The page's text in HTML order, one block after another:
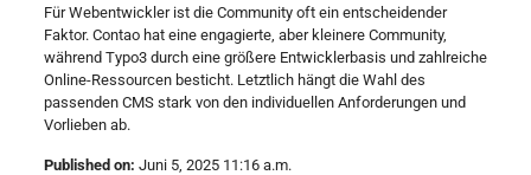
Für Webentwickler ist die Community oft ein entscheidender
Faktor. Contao hat eine engagierte, aber kleinere Community,
während Typo3 durch eine größere Entwicklerbasis und zahlreiche
Online-Ressourcen besticht. Letztlich hängt die Wahl des
passenden CMS stark von den individuellen Anforderungen und
Vorlieben ab.
Published on: Juni 5, 2025 11:16 a.m.